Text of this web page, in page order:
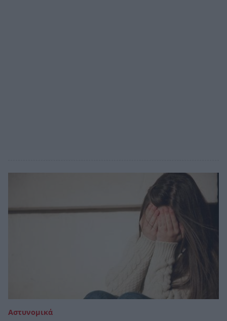
Αστυνομικά